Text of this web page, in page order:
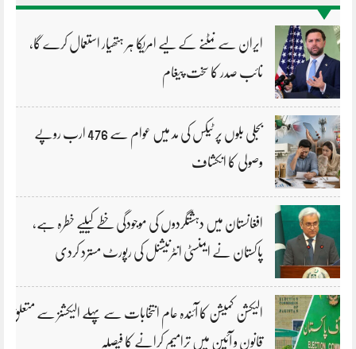
ایران سے نمٹنے کے لیے امریکا ہر ہتھیار استعمال کرے گا،
نائب صدر کا سخت پیغام
بجلی بلوں پر ٹیکس کی مد میں عوام سے 476 ارب روپے
وصولی کا انکشاف
افغانستان میں دہشتگردوں کی موجودگی خطے کیلیے خطرہ ہے،
پاکستان نے ایمنسٹی انٹرنیشنل کی رپورٹ مسترد کردی
الیکشن کمیشن کا آئندہ عام انتخابات سے پہلے الیکشنز سے متعلق
قانون و آئین میں ترامیم کرانے کا فیصلہ